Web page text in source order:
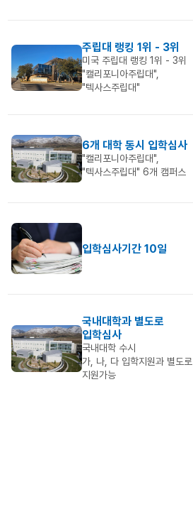
주립대 랭킹 1위 - 3위
미국 주립대 랭킹 1위 - 3위
"캘리포니아주립대",
"텍사스주립대"
6개 대학 동시 입학심사
"캘리포니아주립대",
"텍사스주립대" 6개 캠퍼스
입학심사기간 10일
국내대학과 별도로
입학심사
국내대학 수시
가, 나, 다 입학지원과 별도로
지원가능